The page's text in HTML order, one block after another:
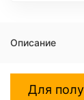
Описание
Для